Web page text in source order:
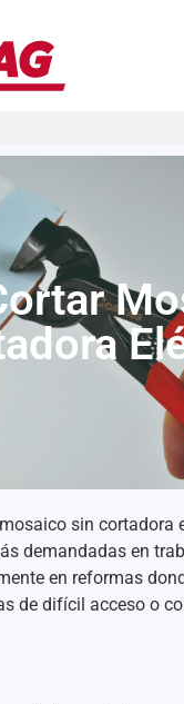
sin cortadora
demandadas en
en reformas
de difícil acceso o